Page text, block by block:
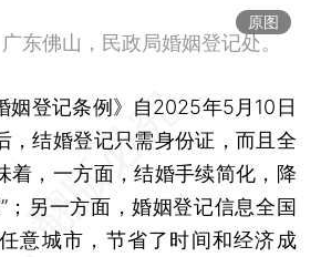
原图
东佛山，民政局婚姻登记处。
登记条例》自2025年5月10日
，结婚登记只需身份证，而且全
着，一方面，结婚手续简化，降
；另一方面，婚姻登记信息全国
意城市，节省了时间和经济成